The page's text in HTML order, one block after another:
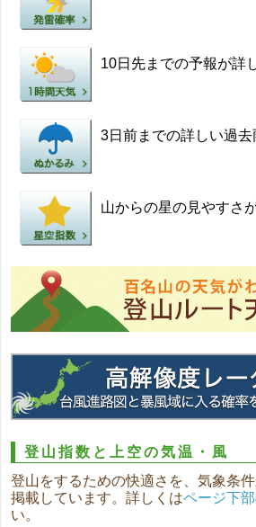
10日先までの予報が詳
3日前までの詳しい過去
山からの星の見やすさ
登山指数と上空の気温・風
登山をするための快適さを、気象条
掲載しています。詳しくはページ下
い。